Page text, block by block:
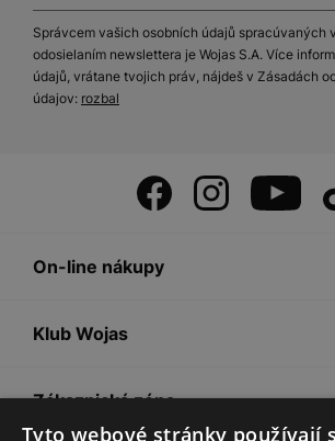
Správcem vašich osobních údajů spracúvaných
odosielaním newslettera je Wojas S.A. Více
údajů, vrátane tvojich práv, nájdeš v Zásadách
údajov: rozbal
On-line nákupy
Klub Wojas
Zákaznická zóna
Tyto webové stránky používají